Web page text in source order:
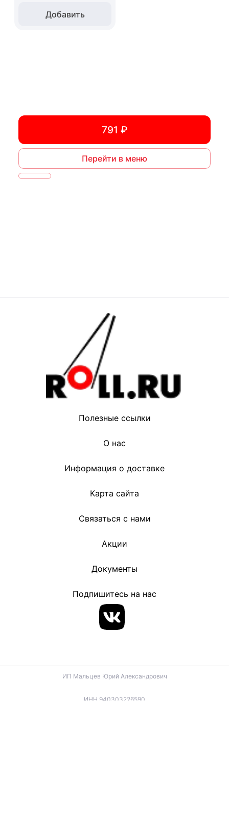
Добавить
791 ₽
Перейти в меню
Полезные ссылки
О нас
Информация о доставке
Карта сайта
Связаться с нами
Акции
Документы
Подпишитесь на нас
ИП Мальцев Юрий Александрович
ИНН 940303226590